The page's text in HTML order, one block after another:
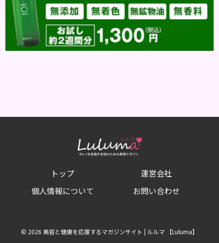
トップ
運営会社
個人情報について
お問い合わせ
© 2026 美容と健康を応援するマガジンサイト | ルルマ 【Luluma】